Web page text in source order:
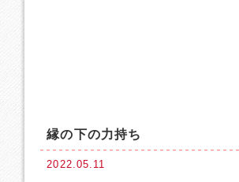
縁の下の力持ち
2022.05.11